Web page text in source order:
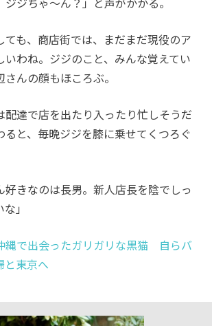
も、商店街では、まだまだ現役のア
いわね。ジジのこと、みんな覚えてい
んの顔もほころぶ。
達で店を出たり入ったり忙しそうだ
ると、毎晩ジジを膝に乗せてくつろぐ
好きなのは長男。新人店長を陰でしっ
」
縄で出会ったガリガリな黒猫 自らバ
と東京へ